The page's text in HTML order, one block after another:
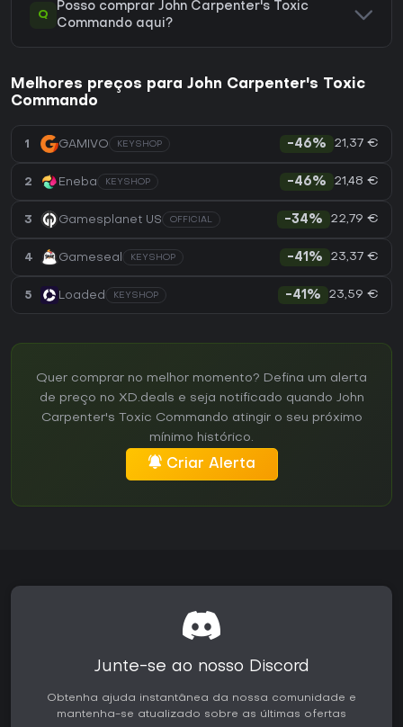
Q
Posso comprar John Carpenter's Toxic
Commando aqui?
Melhores preços para John Carpenter's Toxic
Commando
1 GAMIVO KEYSHOP -46% 21,37 €
2 Eneba KEYSHOP -46% 21,48 €
3 Gamesplanet US OFFICIAL -34% 22,79 €
4 Gameseal KEYSHOP -41% 23,37 €
5 Loaded KEYSHOP -41% 23,59 €
Quer comprar no melhor momento? Defina um alerta
de preço no XD.deals e seja notificado quando John
Carpenter's Toxic Commando atingir o seu próximo
mínimo histórico.
Criar Alerta
Junte-se ao nosso Discord
Obtenha ajuda instantânea da nossa comunidade e
mantenha-se atualizado sobre as últimas ofertas